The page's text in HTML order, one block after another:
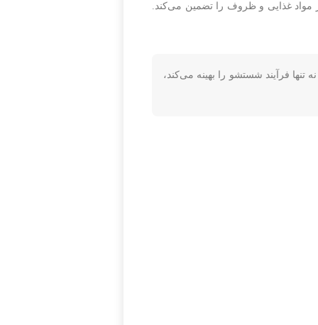
مواد غذایی و ظروف را تضمین می‌کند.
نه تنها فرآیند شستشو را بهینه می‌کند،